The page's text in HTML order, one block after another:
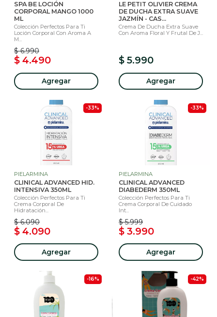
SPA BE LOCIÓN
CORPORAL MANGO 1000
ML
Colección Perfectos Para Ti
Loción Corporal Con Aroma A
M...
$ 6.990
$ 4.490
Agregar
LE PETIT OLIVIER CREMA
DE DUCHA EXTRA SUAVE
JAZMÍN - CAS...
Crema De Ducha Extra Suave
Con Aroma Floral Y Frutal De J...
$ 5.990
Agregar
-33%
PIELARMINA
CLINICAL ADVANCED HID.
INTENSIVA 350ML
Colección Perfectos Para Ti
Crema Corporal De
Hidratación...
$ 6.090
$ 4.090
Agregar
-33%
PIELARMINA
CLINICAL ADVANCED
DIABEDERM 350ML
Colección Perfectos Para Ti
Crema Corporal De Cuidado
Int...
$ 5.999
$ 3.990
Agregar
-16% -42%